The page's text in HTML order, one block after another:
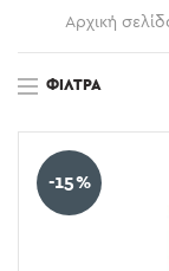
Αρχική
ΦΊΛΤΡΑ
-15%